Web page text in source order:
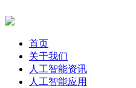
首页
关于我们
人工智能资讯
人工智能应用